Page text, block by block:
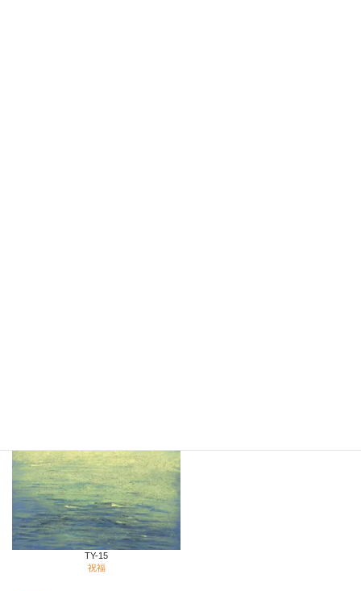
TY-15
祝福